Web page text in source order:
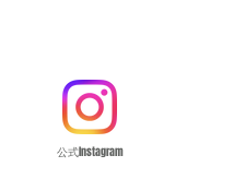
公式Instagram